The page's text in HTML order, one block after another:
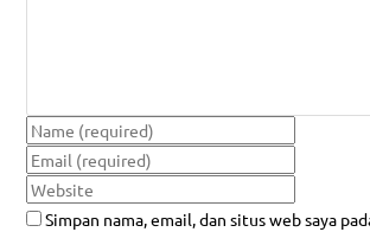
Simpan nama, email, dan situs web saya